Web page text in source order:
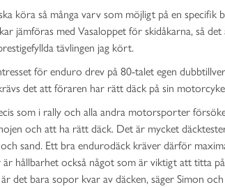
köra så många varv som möjligt på en specifik
jämföras med Vasaloppet för skidåkarna, så
tävlingen jag kört.
för enduro drev på 80-talet egen
det att föraren har rätt däck på sin
som i rally och alla andra motorsporter
och att ha rätt däck. Det är mycket
sand. Ett bra endurodäck kräver därför
hållbarhet också något som är viktigt att titta
det bara sopor kvar av däcken, säger Simon